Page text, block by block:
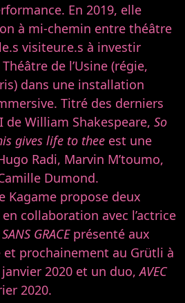
En 2019, elle
à mi-chemin entre théâtre
visiteur.e.s à investir
de l’Usine (régie,
dans une installation
Titré des derniers
de William Shakespeare, So
gives life to theeest une
Radi, Marvin M’toumo,
Dumond.
Kagame propose deux
collaboration avec l’actrice
SANS GRACEprésenté aux
et prochainement au Grütli à
janvier 2020 et un duo,AVEC
2020.